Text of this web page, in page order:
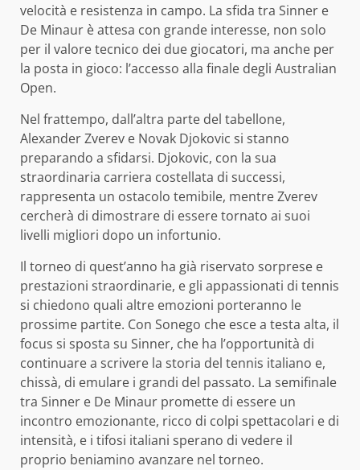
velocità e resistenza in campo. La sfida tra Sinner e
De Minaur è attesa con grande interesse, non solo
per il valore tecnico dei due giocatori, ma anche per
la posta in gioco: l’accesso alla finale degli Australian
Open.
Nel frattempo, dall’altra parte del tabellone,
Alexander Zverev e Novak Djokovic si stanno
preparando a sfidarsi. Djokovic, con la sua
straordinaria carriera costellata di successi,
rappresenta un ostacolo temibile, mentre Zverev
cercherà di dimostrare di essere tornato ai suoi
livelli migliori dopo un infortunio.
Il torneo di quest’anno ha già riservato sorprese e
prestazioni straordinarie, e gli appassionati di tennis
si chiedono quali altre emozioni porteranno le
prossime partite. Con Sonego che esce a testa alta, il
focus si sposta su Sinner, che ha l’opportunità di
continuare a scrivere la storia del tennis italiano e,
chissà, di emulare i grandi del passato. La semifinale
tra Sinner e De Minaur promette di essere un
incontro emozionante, ricco di colpi spettacolari e di
intensità, e i tifosi italiani sperano di vedere il
proprio beniamino avanzare nel torneo.